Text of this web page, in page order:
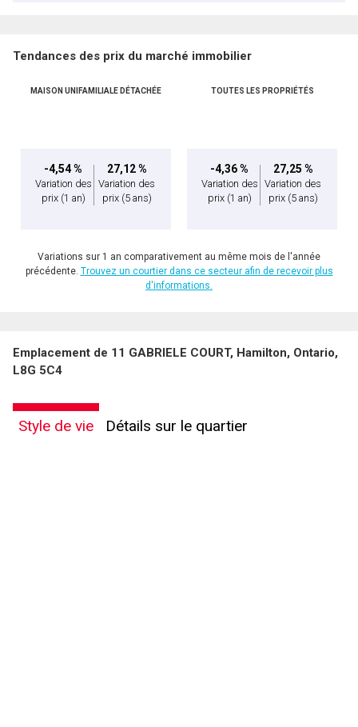
Tendances des prix du marché immobilier
MAISON UNIFAMILIALE DÉTACHÉE
-4,54 %
Variation des
prix (1 an)
27,12 %
Variation des
prix (5 ans)
TOUTES LES PROPRIÉTÉS
-4,36 %
Variation des
prix (1 an)
27,25 %
Variation des
prix (5 ans)
Variations sur 1 an comparativement au même mois de l'année
précédente. Trouvez un courtier dans ce secteur afin de recevoir plus
d'informations.
Emplacement de 11 GABRIELE COURT, Hamilton, Ontario,
L8G 5C4
Style de vie Détails sur le quartier